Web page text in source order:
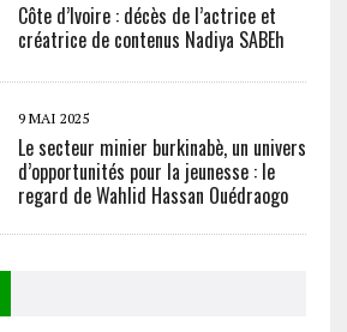
Côte d’Ivoire : décès de l’actrice et
créatrice de contenus Nadiya SABEh
9 MAI 2025
Le secteur minier burkinabè, un univers
d’opportunités pour la jeunesse : le
regard de Wahlid Hassan Ouédraogo